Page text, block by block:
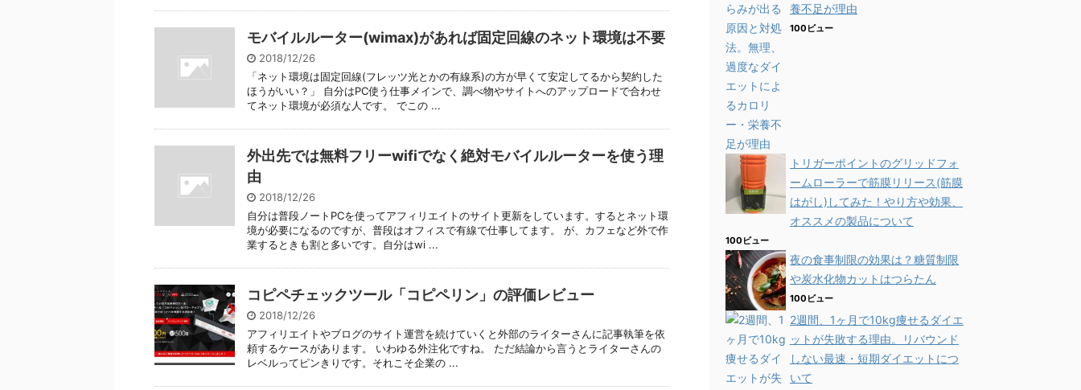
モバイルルーター(wimax)があれば固定回線のネット環境は不要
2018/12/26
「ネット環境は固定回線(フレッツ光とかの有線系)の方が早くて安定してるから契約した
ほうがいい？」 自分はPC使う仕事メインで、調べ物やサイトへのアップロードで合わせ
てネット環境が必須な人です。 でこの ...
外出先では無料フリーwifiでなく絶対モバイルルーターを使う理
由
2018/12/26
自分は普段ノートPCを使ってアフィリエイトのサイト更新をしています。するとネット環
境が必要になるのですが、普段はオフィスで有線で仕事してます。 が、カフェなど外で作
業するときも割と多いです。自分はwi ...
コピペチェックツール「コピペリン」の評価レビュー
2018/12/26
アフィリエイトやブログのサイト運営を続けていくと外部のライターさんに記事執筆を依
頼するケースがあります。 いわゆる外注化ですね。 ただ結論から言うとライターさんの
レベルってピンきりです。それこそ企業の ...
養不足が理由
100ビュー
トリガーポイントのグリッドフォ
ームローラーで筋膜リリース(筋膜
はがし)してみた！やり方や効果、
オススメの製品について
100ビュー
夜の食事制限の効果は？糖質制限
や炭水化物カットはつらたん
100ビュー
2週間、1ヶ月で10kg痩せるダイエ
ットが失敗する理由。リバウンド
しない最速・短期ダイエットにつ
いて